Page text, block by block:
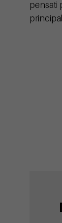
pensati